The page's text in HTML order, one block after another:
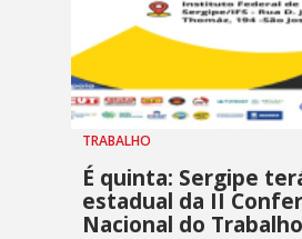
TRABALHO
É quinta: Sergipe
estadual da II
Nacional do Trabalho